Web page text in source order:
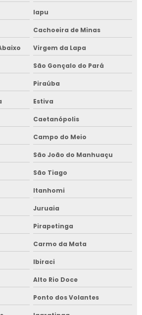
para armazenar grãos
para armazenar grãos em bahia
grãos em bahia
grãos no nordeste
limpeza de grãos
limpeza de grãos em bahia
limpeza de grãos no nordeste
em bahia
no nordeste
grãos
grãos em bahia
Iapu
Cachoeira de Minas
Virgem da Lapa
São Gonçalo do Pará
Piraúba
Estiva
Caetanópolis
Campo do Meio
São João do Manhuaçu
São Tiago
Itanhomi
Juruaia
Pirapetinga
Carmo da Mata
Ibiraci
Alto Rio Doce
Ponto dos Volantes